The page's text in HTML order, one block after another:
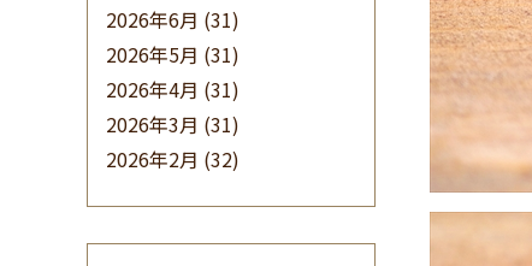
2026年6月 (31)
2026年5月 (31)
2026年4月 (31)
2026年3月 (31)
2026年2月 (32)